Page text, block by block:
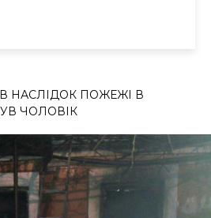
В НАСЛІДОК ПОЖЕЖІ В
ЧОЛОВІК